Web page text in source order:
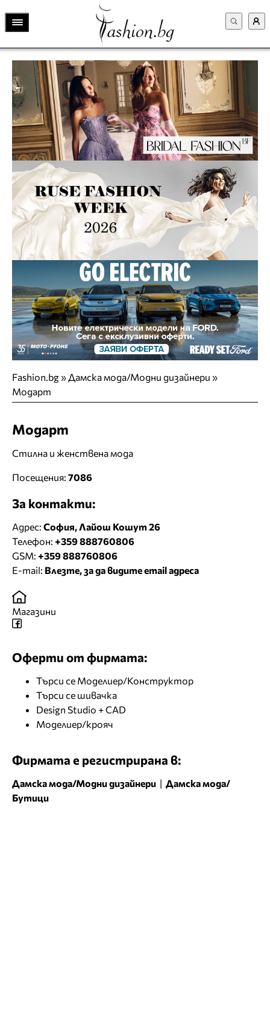
Fashion.bg»Дамска мода/Модни дизайнери »
Модарт
Модарт
Стилна и женствена мода
Посещения: 7086
За контакти:
Адрес: София, Лайош Кошут 26
Телефон: +359 888760806
GSM: +359 888760806
E-mail: Влезте, за да видите email адреса
Магазини
Оферти от фирмата:
Търси се Моделиер/Конструктор
Търси се шивачка
Design Studio + CAD
Моделиер/крояч
Фирмата е регистрирана в:
Дамска мода/Модни дизайнери | Дамска мода/
Бутици